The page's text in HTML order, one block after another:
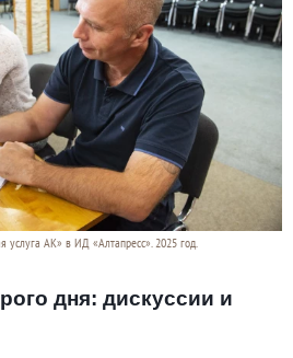
АК» в ИД «Алтапресс». 2025 год.
дня: дискуссии и